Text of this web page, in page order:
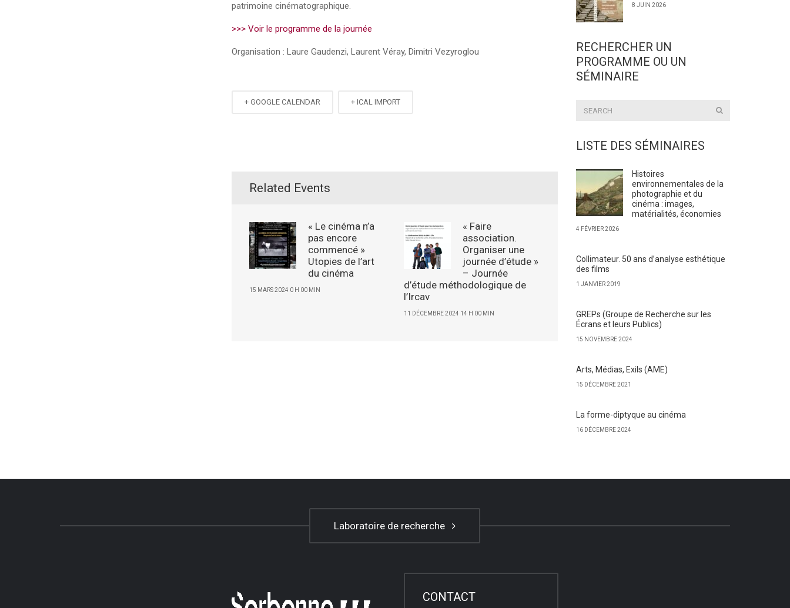
patrimoine cinématographique.
>>> Voir le programme de la journée
Organisation : Laure Gaudenzi, Laurent Véray, Dimitri Vezyroglou
+ GOOGLE CALENDAR + ICAL IMPORT
Related Events
« Le cinéma n’a
pas encore
commencé »
Utopies de l’art
du cinéma
15 MARS 2024 0 H 00 MIN
« Faire
association.
Organiser une
journée d’étude »
– Journée
d’étude méthodologique de
l’Ircav
11 DÉCEMBRE 2024 14 H 00 MIN
8 JUIN 2026
RECHERCHER UN
PROGRAMME OU UN
SÉMINAIRE
LISTE DES SÉMINAIRES
Histoires
environnementales de la
photographie et du
cinéma : images,
matérialités, économies
4 FÉVRIER 2026
Collimateur. 50 ans d’analyse esthétique
des films
1 JANVIER 2019
GREPs (Groupe de Recherche sur les
Écrans et leurs Publics)
15 NOVEMBRE 2024
Arts, Médias, Exils (AME)
15 DÉCEMBRE 2021
La forme-diptyque au cinéma
16 DÉCEMBRE 2024
Laboratoire de recherche
CONTACT